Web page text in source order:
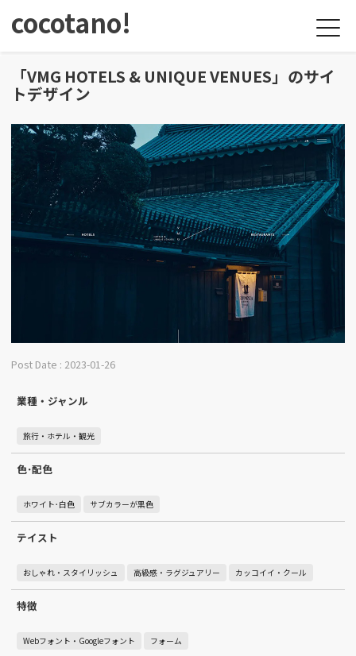
cocotano!
「VMG HOTELS & UNIQUE VENUES」のサイ
トデザイン
Post Date : 2023-01-26
業種・ジャンル
旅行・ホテル・観光
色･配色
ホワイト･白色 サブカラーが黒色
テイスト
おしゃれ・スタイリッシュ 高級感・ラグジュアリー カッコイイ・クール
特徴
Webフォント・Googleフォント フォーム